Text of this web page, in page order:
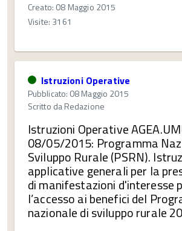
Creato: 08 Maggio 2015
Visite: 3161
Istruzioni Operative
Pubblicato: 08 Maggio 2015
Scritto daRedazione
Istruzioni Operative
08/05/2015: Programma
Sviluppo Rurale (PSRN).
applicative generali per la
di manifestazioni d'interesse
l’accesso ai benefici del
nazionale di sviluppo rurale